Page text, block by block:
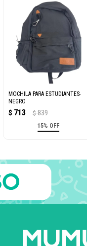
MOCHILA PARA ESTUDIANTES-
NEGRO
$ 713 $ 839
15% OFF